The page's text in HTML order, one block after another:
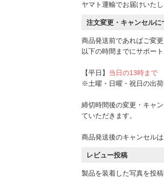
ヤマト運輸でお届けいたし
注文変更・キャンセルに
商品発送前であればご変
以下の時間までにサポー
【平日】 当日の13時まで
※土曜・日曜・祝日の出荷
締切時間後の変更・キャ
ていただきます。
商品発送後のキャンセル
レビュー投稿
製品を装着した写真を投